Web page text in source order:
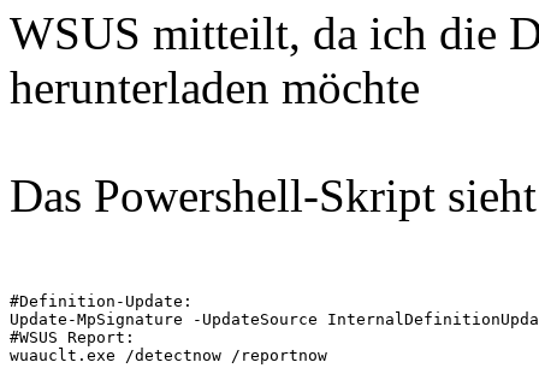
WSUS mitteilt, da ich die
herunterladen möchte
Das Powershell-Skript
#Definition-Update:
Update-MpSignature -UpdateSource
#WSUS Report:
wuauclt.exe /detectnow /reportnow